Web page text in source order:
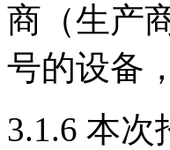
商（生产
号的设备
3.1.6 本